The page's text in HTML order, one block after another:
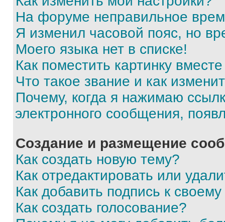
На форуме неправильное
Я изменил часовой пояс, но
Моего языка нет в списке!
Как поместить картинку
Что такое звание и как
Почему, когда я нажимаю
электронного сообщения,
Создание и размещение
Как создать новую тему?
Как отредактировать или
Как добавить подпись к
Как создать голосование?